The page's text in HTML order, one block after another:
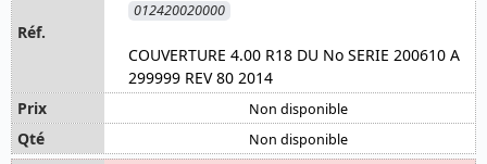
012420020000
COUVERTURE 4.00 R18 DU No SERIE 200610 A
299999 REV 80 2014
Non disponible
Non disponible